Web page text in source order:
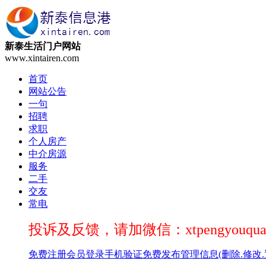
新泰生活门户网站
www.xintairen.com
首页
网站公告
一句
招聘
求职
个人房产
中介房源
服务
二手
交友
常电
投诉及反馈，请加微信：
免费注册会员登录手机验证免费发布管理信息(删除.修改